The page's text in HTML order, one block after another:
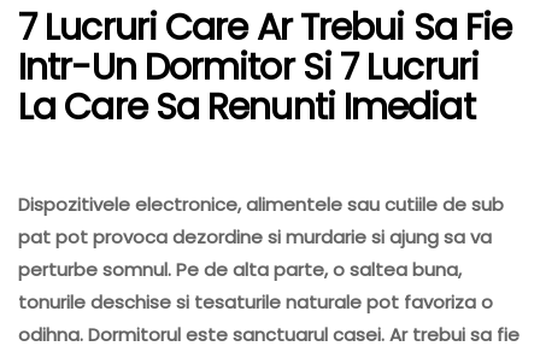
7 Lucruri Care Ar Trebui Sa Fie
Intr-Un Dormitor Si 7 Lucruri
La Care Sa Renunti Imediat
Dispozitivele electronice, alimentele sau cutiile de sub
pat pot provoca dezordine si murdarie si ajung sa va
perturbe somnul. Pe de alta parte, o saltea buna,
tonurile deschise si tesaturile naturale pot favoriza o
odihna. Dormitorul este sanctuarul casei. Ar trebui sa fie